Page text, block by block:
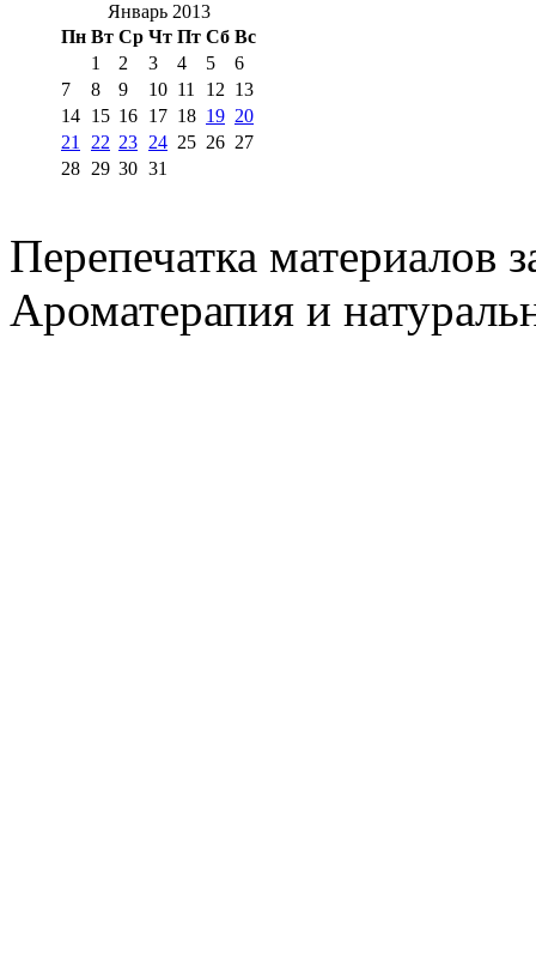
Январь 2013
Пн Вт Ср Чт Пт Сб Вс
1
2 3 4 5
6
7
8 9 10 11 12 13
14 15 16 17 18 19 20
21
22 23 24 25 26 27
28 29 30 31
Перепечатка материалов
Ароматерапия и